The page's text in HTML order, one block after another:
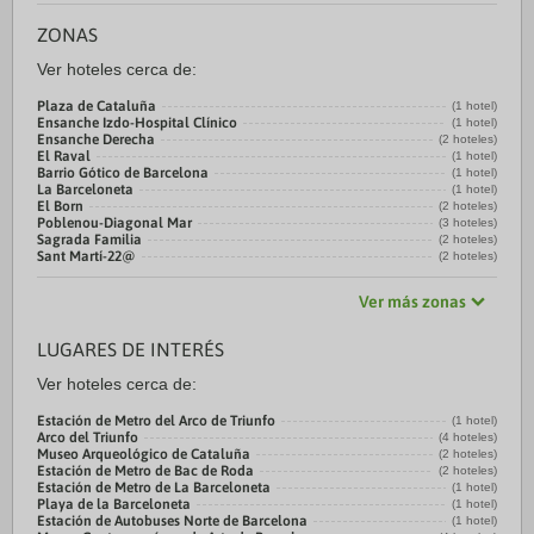
ZONAS
Ver hoteles cerca de:
Plaza de Cataluña (1 hotel)
Ensanche Izdo-Hospital Clínico (1 hotel)
Ensanche Derecha (2 hoteles)
El Raval (1 hotel)
Barrio Gótico de Barcelona (1 hotel)
La Barceloneta (1 hotel)
El Born (2 hoteles)
Poblenou-Diagonal Mar (3 hoteles)
Sagrada Familia (2 hoteles)
Sant Martí-22@ (2 hoteles)
Ver más zonas
LUGARES DE INTERÉS
Ver hoteles cerca de:
Estación de Metro del Arco de Triunfo (1 hotel)
Arco del Triunfo (4 hoteles)
Museo Arqueológico de Cataluña (2 hoteles)
Estación de Metro de Bac de Roda (2 hoteles)
Estación de Metro de La Barceloneta (1 hotel)
Playa de la Barceloneta (1 hotel)
Estación de Autobuses Norte de Barcelona (1 hotel)